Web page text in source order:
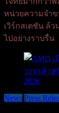
หน่วยความจำ
เวิร์กสเตชัน ล้
ไปอย่างราบรื่น
News Press